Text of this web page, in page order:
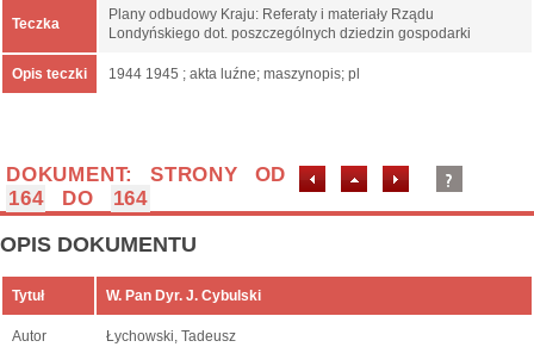
Teczka
Plany odbudowy Kraju: Referaty i materiały Rządu
Londyńskiego dot. poszczególnych dziedzin gospodarki
Opis teczki 1944 1945 ; akta luźne; maszynopis; pl
DOKUMENT: STRONY OD
164
DO 164
OPIS DOKUMENTU
Tytuł W. Pan Dyr. J. Cybulski
Autor Łychowski, Tadeusz